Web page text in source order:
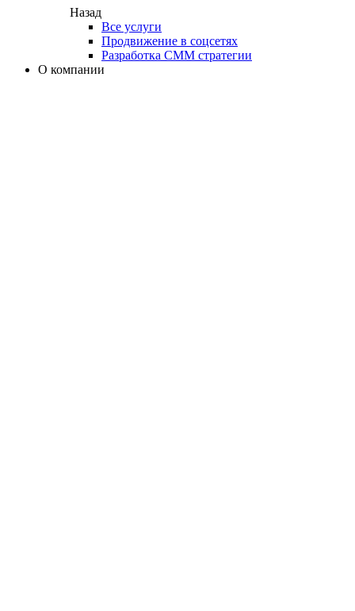
Назад
Все услуги
Продвижение в соцсетях
Разработка СММ стратегии
О компании